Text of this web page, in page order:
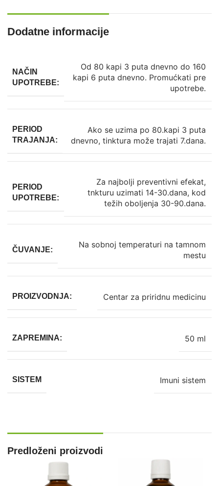
Dodatne informacije
NAČIN
UPOTREBE:
Od 80 kapi 3 puta dnevno do 160
kapi 6 puta dnevno. Promućkati pre
upotrebe.
PERIOD
TRAJANJA:
Ako se uzima po 80.kapi 3 puta
dnevno, tinktura može trajati 7.dana.
PERIOD
UPOTREBE:
Za najbolji preventivni efekat,
tnkturu uzimati 14-30.dana, kod
težih oboljenja 30-90.dana.
ČUVANJE:
Na sobnoj temperaturi na tamnom
mestu
PROIZVODNJA: Centar za priridnu medicinu
ZAPREMINA: 50 ml
SISTEM Imuni sistem
Predloženi proizvodi